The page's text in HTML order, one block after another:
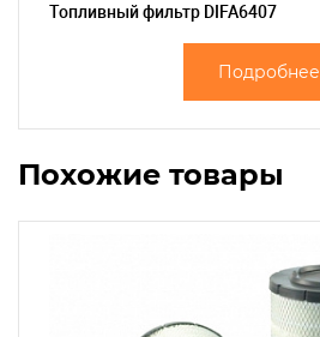
Топливный фильтр DIFA6407
Подробнее
Похожие товары